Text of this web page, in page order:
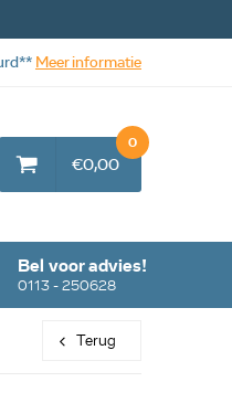
Bel voor advies!
0113 - 250628
€0,00
0
Meer informatie
Terug